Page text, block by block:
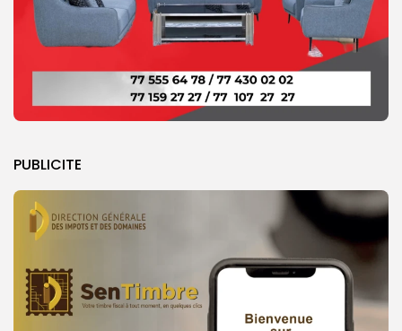
PUBLICITE